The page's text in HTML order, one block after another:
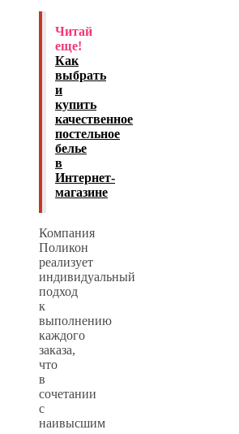
Читай
еще!
Как
выбрать
и
купить
качественное
постельное
белье
в
Интернет-
магазине
Компания
Поликон
реализует
индивидуальный
подход
к
выполнению
каждого
заказа,
что
в
сочетании
с
наивысшим